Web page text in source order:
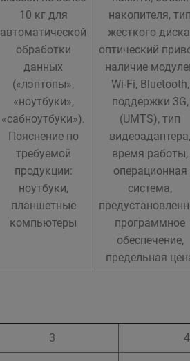
10 кг для
автоматической
обработки
данных
(«лэптопы»,
«ноутбуки»,
«сабноутбуки»).
Пояснение по
требуемой
продукции:
ноутбуки,
планшетные
компьютеры
накопителя,
жесткого
оптический
наличие
Wi-Fi, Bluetooth,
поддержки 3G,
(UMTS), тип
видеоадаптера,
время работы,
операционная
система,
программное
обеспечение,
предельная
3 4